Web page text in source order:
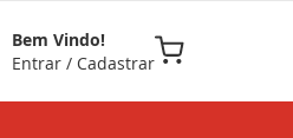
Bem Vindo!
Entrar / Cadastrar
Meu Carrinho